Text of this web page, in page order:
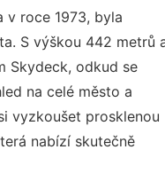
v roce 1973, byla
S výškou 442 metrů
Skydeck, odkud se
na celé město a
vyzkoušet prosklenou
nabízí skutečně